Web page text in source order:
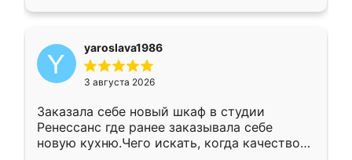
yaroslava1986
3 августа 2026
Заказала себе новый шкаф в студии
Ренессанс где ранее заказывала себе
новую кухню.Чего искать, когда качеством